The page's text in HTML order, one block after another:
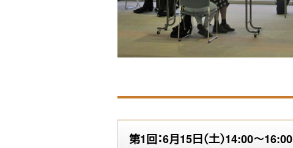
第1回：6月15日（土）14:00〜16:00